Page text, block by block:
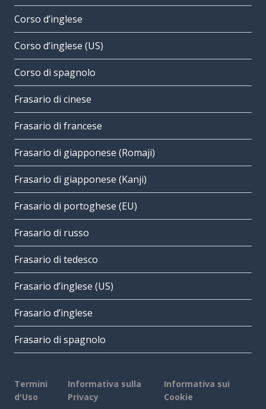
Corso d’inglese
Corso d’inglese (US)
Corso di spagnolo
Frasario di cinese
Frasario di francese
Frasario di giapponese (Romaji)
Frasario di giapponese (Kanji)
Frasario di portoghese (EU)
Frasario di russo
Frasario di tedesco
Frasario d’inglese (US)
Frasario d’inglese
Frasario di spagnolo
Termini
d'Uso
Informativa sulla
Privacy
Informativa sui
Cookie